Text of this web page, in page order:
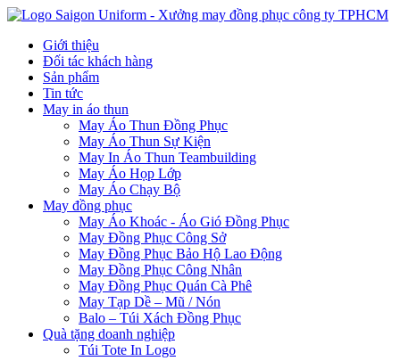
Giới thiệu
Đối tác khách hàng
Sản phẩm
Tin tức
May in áo thun
May Áo Thun Đồng Phục
May Áo Thun Sự Kiện
May In Áo Thun Teambuilding
May Áo Họp Lớp
May Áo Chạy Bộ
May đồng phục
May Áo Khoác - Áo Gió Đồng Phục
May Đồng Phục Công Sở
May Đồng Phục Bảo Hộ Lao Động
May Đồng Phục Công Nhân
May Đồng Phục Quán Cà Phê
May Tạp Dề – Mũ / Nón
Balo – Túi Xách Đồng Phục
Quà tặng doanh nghiệp
Túi Tote In Logo